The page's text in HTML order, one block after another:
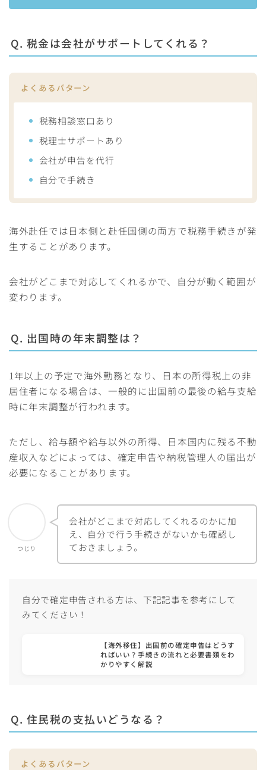
Q. 税金は会社がサポートしてくれる？
よくあるパターン
税務相談窓口あり
税理士サポートあり
会社が申告を代行
自分で手続き
海外赴任では日本側と赴任国側の両方で税務手続きが発
生することがあります。
会社がどこまで対応してくれるかで、自分が動く範囲が
変わります。
Q. 出国時の年末調整は？
1年以上の予定で海外勤務となり、日本の所得税上の非
居住者になる場合は、一般的に出国前の最後の給与支給
時に年末調整が行われます。
ただし、給与額や給与以外の所得、日本国内に残る不動
産収入などによっては、確定申告や納税管理人の届出が
必要になることがあります。
つじり
会社がどこまで対応してくれるのかに加
え、自分で行う手続きがないかも確認し
ておきましょう。
自分で確定申告される方は、下記記事を参考にして
みてください！
【海外移住】出国前の確定申告はどうす
ればいい？手続きの流れと必要書類をわ
かりやすく解説
Q. 住民税の支払いどうなる？
よくあるパターン